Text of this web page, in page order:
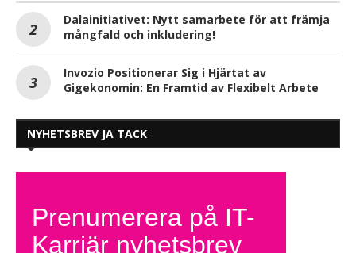
Dalainitiativet: Nytt samarbete för att främja
mångfald och inkludering!
Invozio Positionerar Sig i Hjärtat av
Gigekonomin: En Framtid av Flexibelt Arbete
NYHETSBREV JA TACK